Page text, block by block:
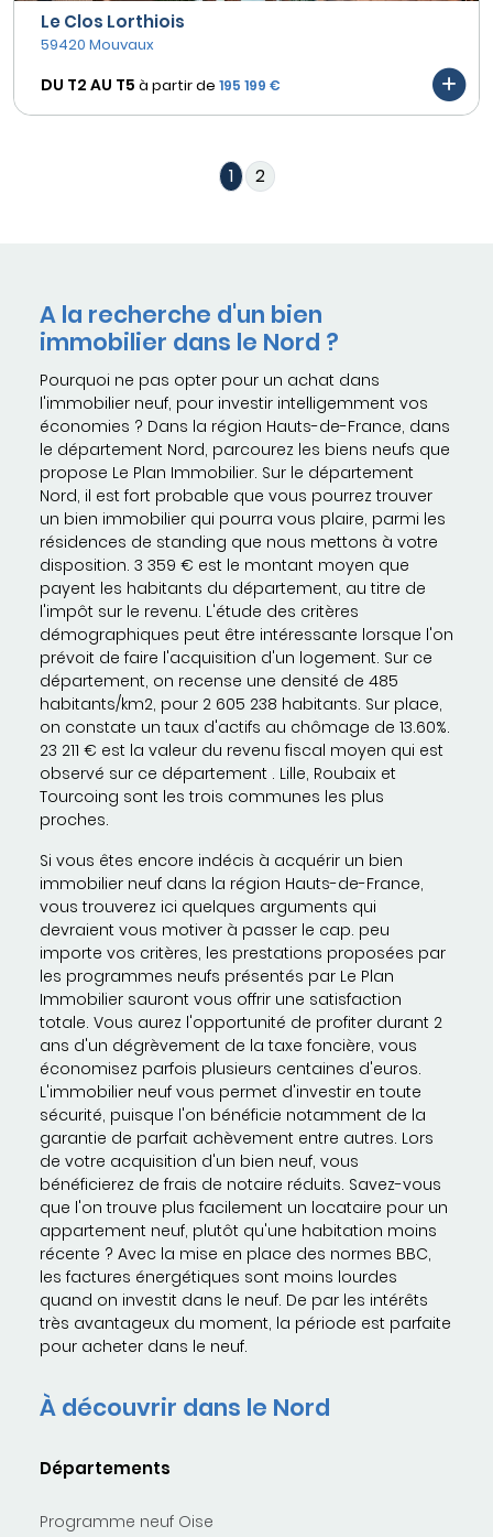
Le Clos Lorthiois
59420 Mouvaux
DU T2 AU T5 à partir de 195 199 €
1 2
A la recherche d'un bien
immobilier dans le Nord ?
Pourquoi ne pas opter pour un achat dans
l'immobilier neuf, pour investir intelligemment vos
économies ? Dans la région Hauts-de-France, dans
le département Nord, parcourez les biens neufs que
propose Le Plan Immobilier. Sur le département
Nord, il est fort probable que vous pourrez trouver
un bien immobilier qui pourra vous plaire, parmi les
résidences de standing que nous mettons à votre
disposition. 3 359 € est le montant moyen que
payent les habitants du département, au titre de
l'impôt sur le revenu. L'étude des critères
démographiques peut être intéressante lorsque l'on
prévoit de faire l'acquisition d'un logement. Sur ce
département, on recense une densité de 485
habitants/km2, pour 2 605 238 habitants. Sur place,
on constate un taux d'actifs au chômage de 13.60%.
23 211 € est la valeur du revenu fiscal moyen qui est
observé sur ce département . Lille, Roubaix et
Tourcoing sont les trois communes les plus
proches.
Si vous êtes encore indécis à acquérir un bien
immobilier neuf dans la région Hauts-de-France,
vous trouverez ici quelques arguments qui
devraient vous motiver à passer le cap. peu
importe vos critères, les prestations proposées par
les programmes neufs présentés par Le Plan
Immobilier sauront vous offrir une satisfaction
totale. Vous aurez l'opportunité de profiter durant 2
ans d'un dégrèvement de la taxe foncière, vous
économisez parfois plusieurs centaines d'euros.
L'immobilier neuf vous permet d'investir en toute
sécurité, puisque l'on bénéficie notamment de la
garantie de parfait achèvement entre autres. Lors
de votre acquisition d'un bien neuf, vous
bénéficierez de frais de notaire réduits. Savez-vous
que l'on trouve plus facilement un locataire pour un
appartement neuf, plutôt qu'une habitation moins
récente ? Avec la mise en place des normes BBC,
les factures énergétiques sont moins lourdes
quand on investit dans le neuf. De par les intérêts
très avantageux du moment, la période est parfaite
pour acheter dans le neuf.
À découvrir dans le Nord
Départements
Programme neuf Oise